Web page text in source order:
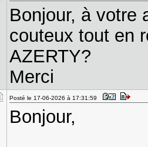
Bonjour, à votre
couteux tout en
AZERTY?
Merci
Posté le 17-06-2026 à 17:31:59
Bonjour,